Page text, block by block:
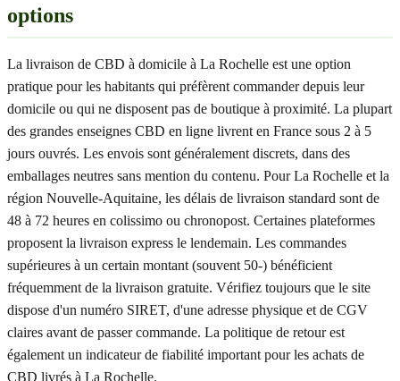
options
La livraison de CBD à domicile à La Rochelle est une option
pratique pour les habitants qui préfèrent commander depuis leur
domicile ou qui ne disposent pas de boutique à proximité. La plupart
des grandes enseignes CBD en ligne livrent en France sous 2 à 5
jours ouvrés. Les envois sont généralement discrets, dans des
emballages neutres sans mention du contenu. Pour La Rochelle et la
région Nouvelle-Aquitaine, les délais de livraison standard sont de
48 à 72 heures en colissimo ou chronopost. Certaines plateformes
proposent la livraison express le lendemain. Les commandes
supérieures à un certain montant (souvent 50-) bénéficient
fréquemment de la livraison gratuite. Vérifiez toujours que le site
dispose d'un numéro SIRET, d'une adresse physique et de CGV
claires avant de passer commande. La politique de retour est
également un indicateur de fiabilité important pour les achats de
CBD livrés à La Rochelle.